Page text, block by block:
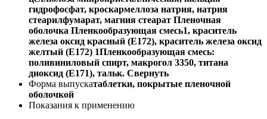
гидрофосфат, кроскармеллоза натрия, натрия
стеарилфумарат, магния стеарат Пленочная
оболочка Пленкообразующая смесь1, краситель
железа оксид красный (Е172), краситель железа оксид
желтый (Е172) 1Пленкообразующая смесь:
поливиниловый спирт, макрогол 3350, титана
диоксид (Е171), тальк. Свернуть
Форма выпускатаблетки, покрытые пленочной
оболочкой
Показания к применению